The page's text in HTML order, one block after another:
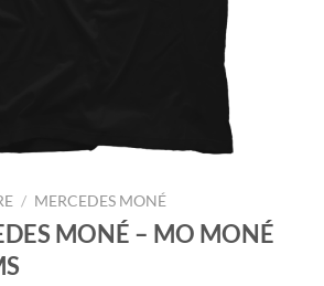
/ MERCEDES MONÉ
MONÉ – MO MONÉ